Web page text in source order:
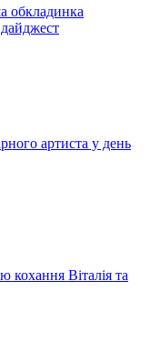
обкладинка
артиста у день
кохання Віталія та